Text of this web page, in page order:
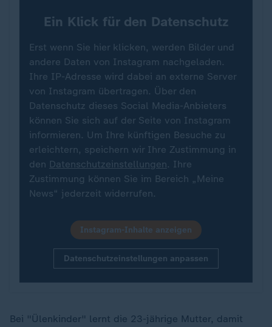
Ein Klick für den Datenschutz
Erst wenn Sie hier klicken, werden Bilder und
andere Daten von Instagram nachgeladen.
Ihre IP-Adresse wird dabei an externe Server
von Instagram übertragen. Über den
Datenschutz dieses Social Media-Anbieters
können Sie sich auf der Seite von Instagram
informieren. Um Ihre künftigen Besuche zu
erleichtern, speichern wir Ihre Zustimmung in
den Datenschutzeinstellungen. Ihre
Zustimmung können Sie im Bereich „Meine
News“ jederzeit widerrufen.
Instagram-Inhalte anzeigen
Datenschutzeinstellungen anpassen
Bei "Ülenkinder" lernt die 23-jährige Mutter, damit